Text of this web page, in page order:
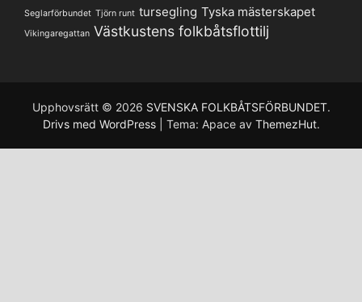
Seglarförbundet Tjörn runt tursegling Tyska mästerskapet
Vikingaregattan Västkustens folkbåtsflottilj
Upphovsrätt © 2026 SVENSKA FOLKBÅTSFÖRBUNDET.
Drivs med WordPress
Tema: Apace av ThemezHut.